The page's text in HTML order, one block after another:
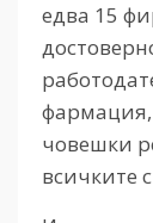
едва 15
човешки
всичките